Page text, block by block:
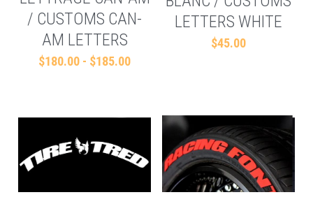
Français
/ CUSTOMS CAN-
AM LETTERS
$180.00 - $185.00
LETTERS WHITE
$45.00